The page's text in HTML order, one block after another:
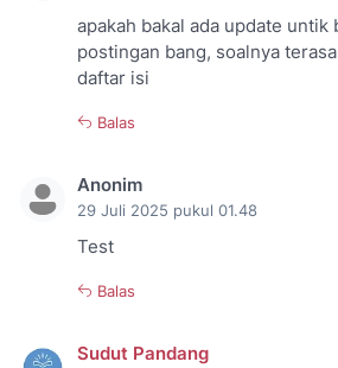
apakah bakal ada update untik
postingan bang, soalnya
daftar isi
Balas
Anonim
29 Juli 2025 pukul 01.48
Test
Balas
Sudut Pandang